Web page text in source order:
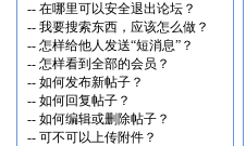
-- 在哪里可以安全退出论坛？
-- 我要搜索东西，应该怎么做？
-- 怎样给他人发送“短消息”？
-- 怎样看到全部的会员？
-- 如何发布新帖子？
-- 如何回复帖子？
-- 如何编辑或删除帖子？
-- 可不可以上传附件？